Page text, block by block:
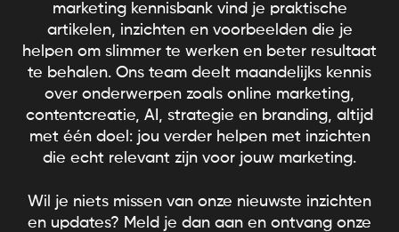
marketing kennisbank vind je praktische
artikelen, inzichten en voorbeelden die je
helpen om slimmer te werken en beter resultaat
te behalen. Ons team deelt maandelijks kennis
over onderwerpen zoals online marketing,
contentcreatie, AI, strategie en branding, altijd
met één doel: jou verder helpen met inzichten
die echt relevant zijn voor jouw marketing.
Wil je niets missen van onze nieuwste inzichten
en updates? Meld je dan aan en ontvang onze